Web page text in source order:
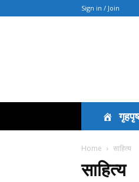
Sign in / Join
Home साहित्य
साहित्य